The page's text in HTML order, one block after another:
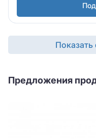
Предложения